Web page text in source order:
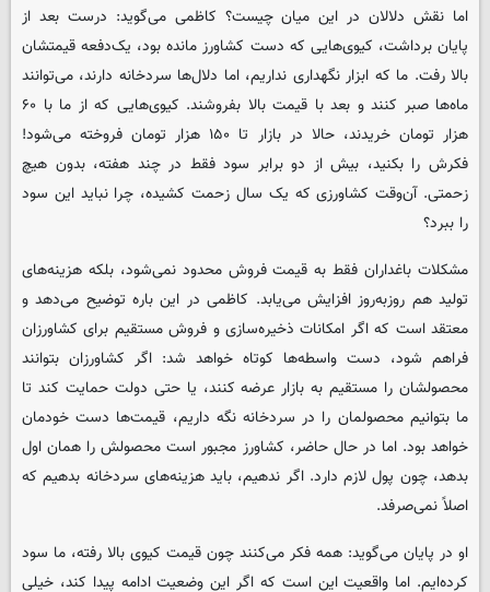
اما نقش دلالان در این میان چیست؟ کاظمی می‌گوید: درست بعد از
پایان برداشت، کیوی‌هایی که دست کشاورز مانده بود، یک‌دفعه قیمتشان
بالا رفت. ما که ابزار نگهداری نداریم، اما دلال‌ها سردخانه دارند، می‌توانند
ماه‌ها صبر کنند و بعد با قیمت بالا بفروشند. کیوی‌هایی که از ما با ۶۰
هزار تومان خریدند، حالا در بازار تا ۱۵۰ هزار تومان فروخته می‌شود!
فکرش را بکنید، بیش از دو برابر سود فقط در چند هفته، بدون هیچ
زحمتی. آن‌وقت کشاورزی که یک سال زحمت کشیده، چرا نباید این سود
را ببرد؟
مشکلات باغداران فقط به قیمت فروش محدود نمی‌شود، بلکه هزینه‌های
تولید هم روزبه‌روز افزایش می‌یابد. کاظمی در این باره توضیح می‌دهد و
معتقد است که اگر امکانات ذخیره‌سازی و فروش مستقیم برای کشاورزان
فراهم شود، دست واسطه‌ها کوتاه خواهد شد: اگر کشاورزان بتوانند
محصولشان را مستقیم به بازار عرضه کنند، یا حتی دولت حمایت کند تا
ما بتوانیم محصولمان را در سردخانه نگه داریم، قیمت‌ها دست خودمان
خواهد بود. اما در حال حاضر، کشاورز مجبور است محصولش را همان اول
بدهد، چون پول لازم دارد. اگر ندهیم، باید هزینه‌های سردخانه بدهیم که
اصلاً نمی‌صرفد.
او در پایان می‌گوید: همه فکر می‌کنند چون قیمت کیوی بالا رفته، ما سود
کرده‌ایم. اما واقعیت این است که اگر این وضعیت ادامه پیدا کند، خیلی